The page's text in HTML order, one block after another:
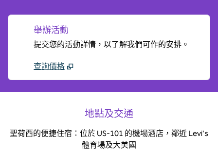
舉辦活動
提交您的活動詳情，以了解我們可作的安排。
查詢價格
地點及交通
聖荷西的便捷住宿：位於 US-101 的機場酒店，鄰近 Levi's
體育場及大美國